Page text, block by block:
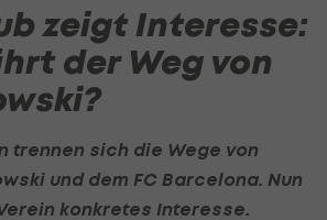
zeigt Interesse:
der Weg von
trennen sich die Wege von
und dem FC Barcelona. Nun
konkretes Interesse.